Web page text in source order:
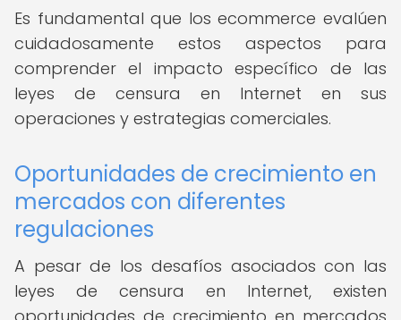
Es fundamental que los ecommerce evalúen
cuidadosamente estos aspectos para
comprender el impacto específico de las
leyes de censura en Internet en sus
operaciones y estrategias comerciales.
Oportunidades de crecimiento en
mercados con diferentes
regulaciones
A pesar de los desafíos asociados con las
leyes de censura en Internet, existen